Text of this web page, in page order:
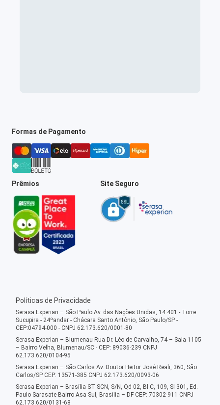
Formas de Pagamento
Prêmios Site Seguro
Políticas de Privacidade
Serasa Experian – São Paulo Av. das Nações Unidas, 14.401 - Torre
Sucupira - 24ºandar - Chácara Santo Antônio, São Paulo/SP -
CEP:04794-000 - CNPJ 62.173.620/0001-80
Serasa Experian – Blumenau Rua Dr. Léo de Carvalho, 74 – Sala 1105
– Bairro Velha, Blumenau/SC - CEP: 89036-239 CNPJ
62.173.620/0104-95
Serasa Experian – São Carlos Av. Doutor Heitor José Reali, 360, São
Carlos/SP CEP: 13571-385 CNPJ 62.173.620/0093-06
Serasa Experian – Brasília ST SCN, S/N, Qd 02, Bl C, 109, Sl 301, Ed.
Paulo Sarasate Bairro Asa Sul, Brasília – DF CEP: 70302-911 CNPJ
62.173.620/0131-68